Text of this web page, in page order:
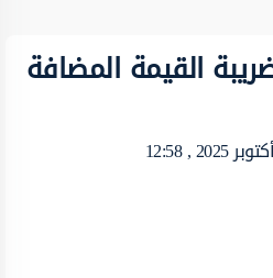
القيمة المضافة